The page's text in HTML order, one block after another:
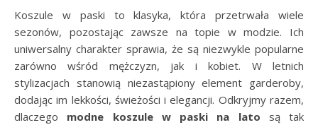
Koszule w paski to klasyka, która przetrwała wiele
sezonów, pozostając zawsze na topie w modzie. Ich
uniwersalny charakter sprawia, że są niezwykle popularne
zarówno wśród mężczyzn, jak i kobiet. W letnich
stylizacjach stanowią niezastąpiony element garderoby,
dodając im lekkości, świeżości i elegancji. Odkryjmy razem,
dlaczego modne koszule w paski na lato są tak